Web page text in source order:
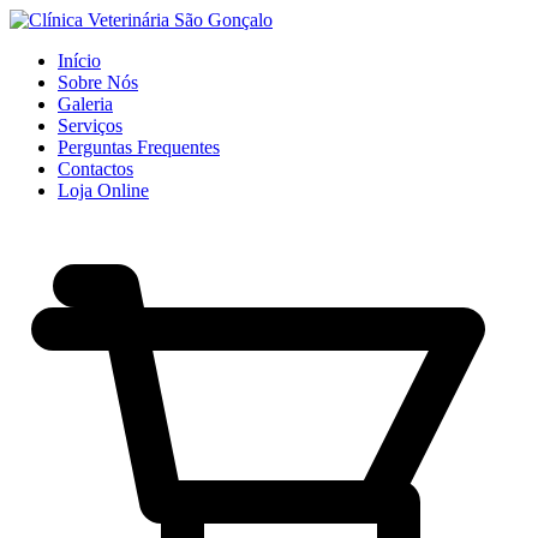
Início
Sobre Nós
Galeria
Serviços
Perguntas Frequentes
Contactos
Loja Online